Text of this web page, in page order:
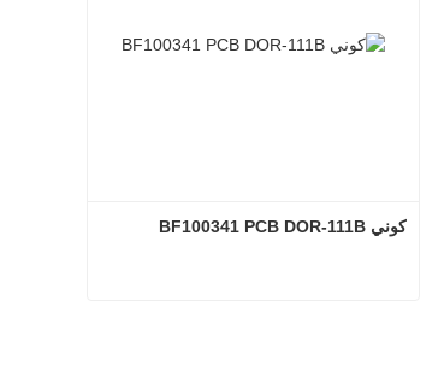
كوني BF100341 PCB DOR-111B